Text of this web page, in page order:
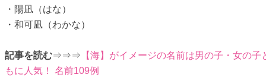
・陽凪（はな）
・和可凪（わかな）
記事を読む⇒⇒⇒ 【海】がイメージの名前は男の子・女の子
もに人気！ 名前109例